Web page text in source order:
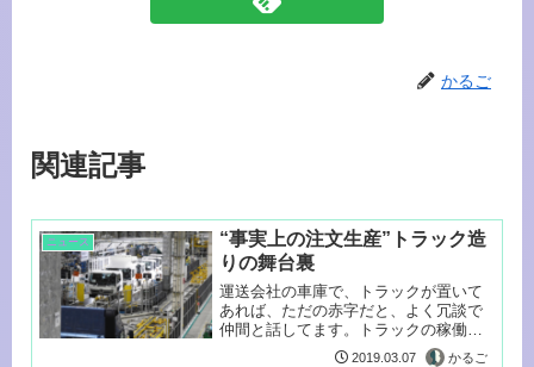
かるご
関連記事
ニュース
“事実上の注文生産”トラック造
りの舞台裏
運送会社の車庫で、トラックが置いて
あれば、ただの赤字だと、よく冗談で
仲間と話してます。トラックの稼働率
2019.03.07 かるご